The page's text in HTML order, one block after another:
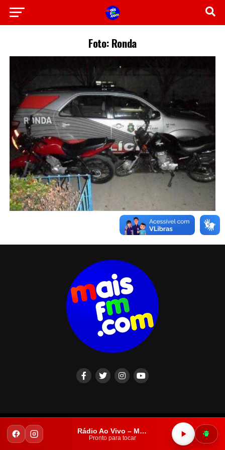
Foto: Ronda
Copyright © 2023. Todos os direitos reservados.
Rádio Ao Vivo – Mais FM Iguatu
Pronto para tocar